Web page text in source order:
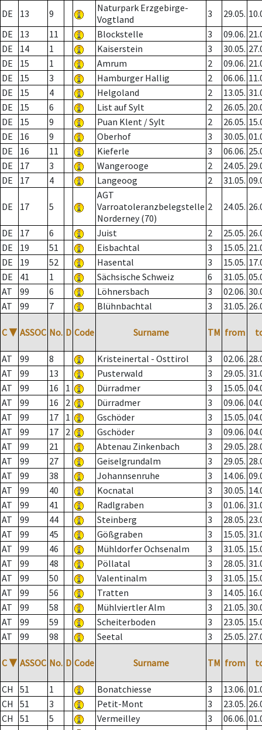
DE 13 9
Naturpark Erzgebirge-
Vogtland
3 29.05.
DE
13 11 Blockstelle 3 09.06.
DE
14 1 Kaiserstein 3 30.05.
DE
15 1 Amrum 2 09.06.
DE
15 3 Hamburger Hallig 2 06.06.
DE
15 4 Helgoland 2 13.05.
DE
15 6 List auf Sylt 2 26.05.
DE
15 9 Puan Klent / Sylt 2 26.05.
DE
16 9 Oberhof 3 30.05.
DE
16 11 Kieferle 3 06.06.
DE
17 3 Wangerooge 2 24.05.
DE
17 4 Langeoog 2 31.05.
DE 17 5
AGT
Varroatoleranzbelegstelle
Norderney (70)
2 24.05.
DE 17 6 Juist 2 25.05.
DE
19 51 Eisbachtal 3 15.05.
DE
19 52 Hasental 3 15.05.
DE
41 1 Sächsische Schweiz 6 31.05.
AT
99 6 Löhnersbach 3 02.06.
AT
99 7 Blühnbachtal 3 31.05.
C ▼ ASSOC No. D Code Surname TM from
AT 99 8 Kristeinertal - Osttirol 3 02.06.
AT
99 13 Pusterwald 3 29.05.
AT
99 16 1 Dürradmer 3 15.05.
AT
99 16 2 Dürradmer 3 09.06.
AT
99 17 1 Gschöder 3 15.05.
AT
99 17 2 Gschöder 3 09.06.
AT
99 21 Abtenau Zinkenbach 3 29.05.
AT
99 27 Geiselgrundalm 3 29.05.
AT
99 38 Johannsenruhe 3 14.06.
AT
99 40 Kocnatal 3 30.05.
AT
99 41 Radlgraben 3 01.06.
AT
99 44 Steinberg 3 28.05.
AT
99 45 Gößgraben 3 15.05.
AT
99 46 Mühldorfer Ochsenalm 3 31.05.
AT
99 48 Pöllatal 3 28.05.
AT
99 50 Valentinalm 3 31.05.
AT
99 56 Tratten 3 14.05.
AT
99 58 Mühlviertler Alm 3 21.05.
AT
99 59 Scheiterboden 3 23.05.
AT
99 98 Seetal 3 25.05.
C ▼ ASSOC No. D Code Surname TM from
CH 51 1 Bonatchiesse 3 13.06.
CH
51 3 Petit-Mont 3 23.05.
CH
51 5 Vermeilley 3 06.06.